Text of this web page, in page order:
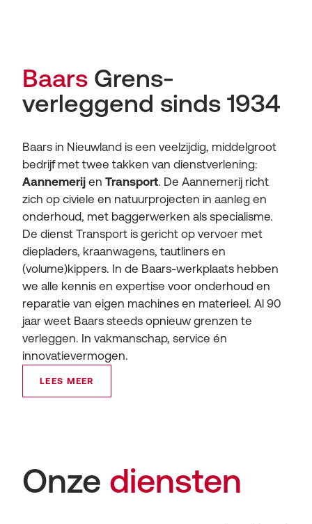
Baars in Nieuwland is een veelzijdig, middelgroot
bedrijf met twee takken van dienstverlening:
Aannemerij en Transport. De Aannemerij richt
zich op civiele en natuurprojecten in aanleg en
onderhoud, met baggerwerken als specialisme.
De dienst Transport is gericht op vervoer met
diepladers, kraanwagens, tautliners en
(volume)kippers. In de Baars-werkplaats hebben
we alle kennis en expertise voor onderhoud en
reparatie van eigen machines en materieel. Al 90
jaar weet Baars steeds opnieuw grenzen te
verleggen. In vakmanschap, service én
innovatievermogen.
LEES MEER
Baars Grens­
verleggend sinds 1934
Onze diensten